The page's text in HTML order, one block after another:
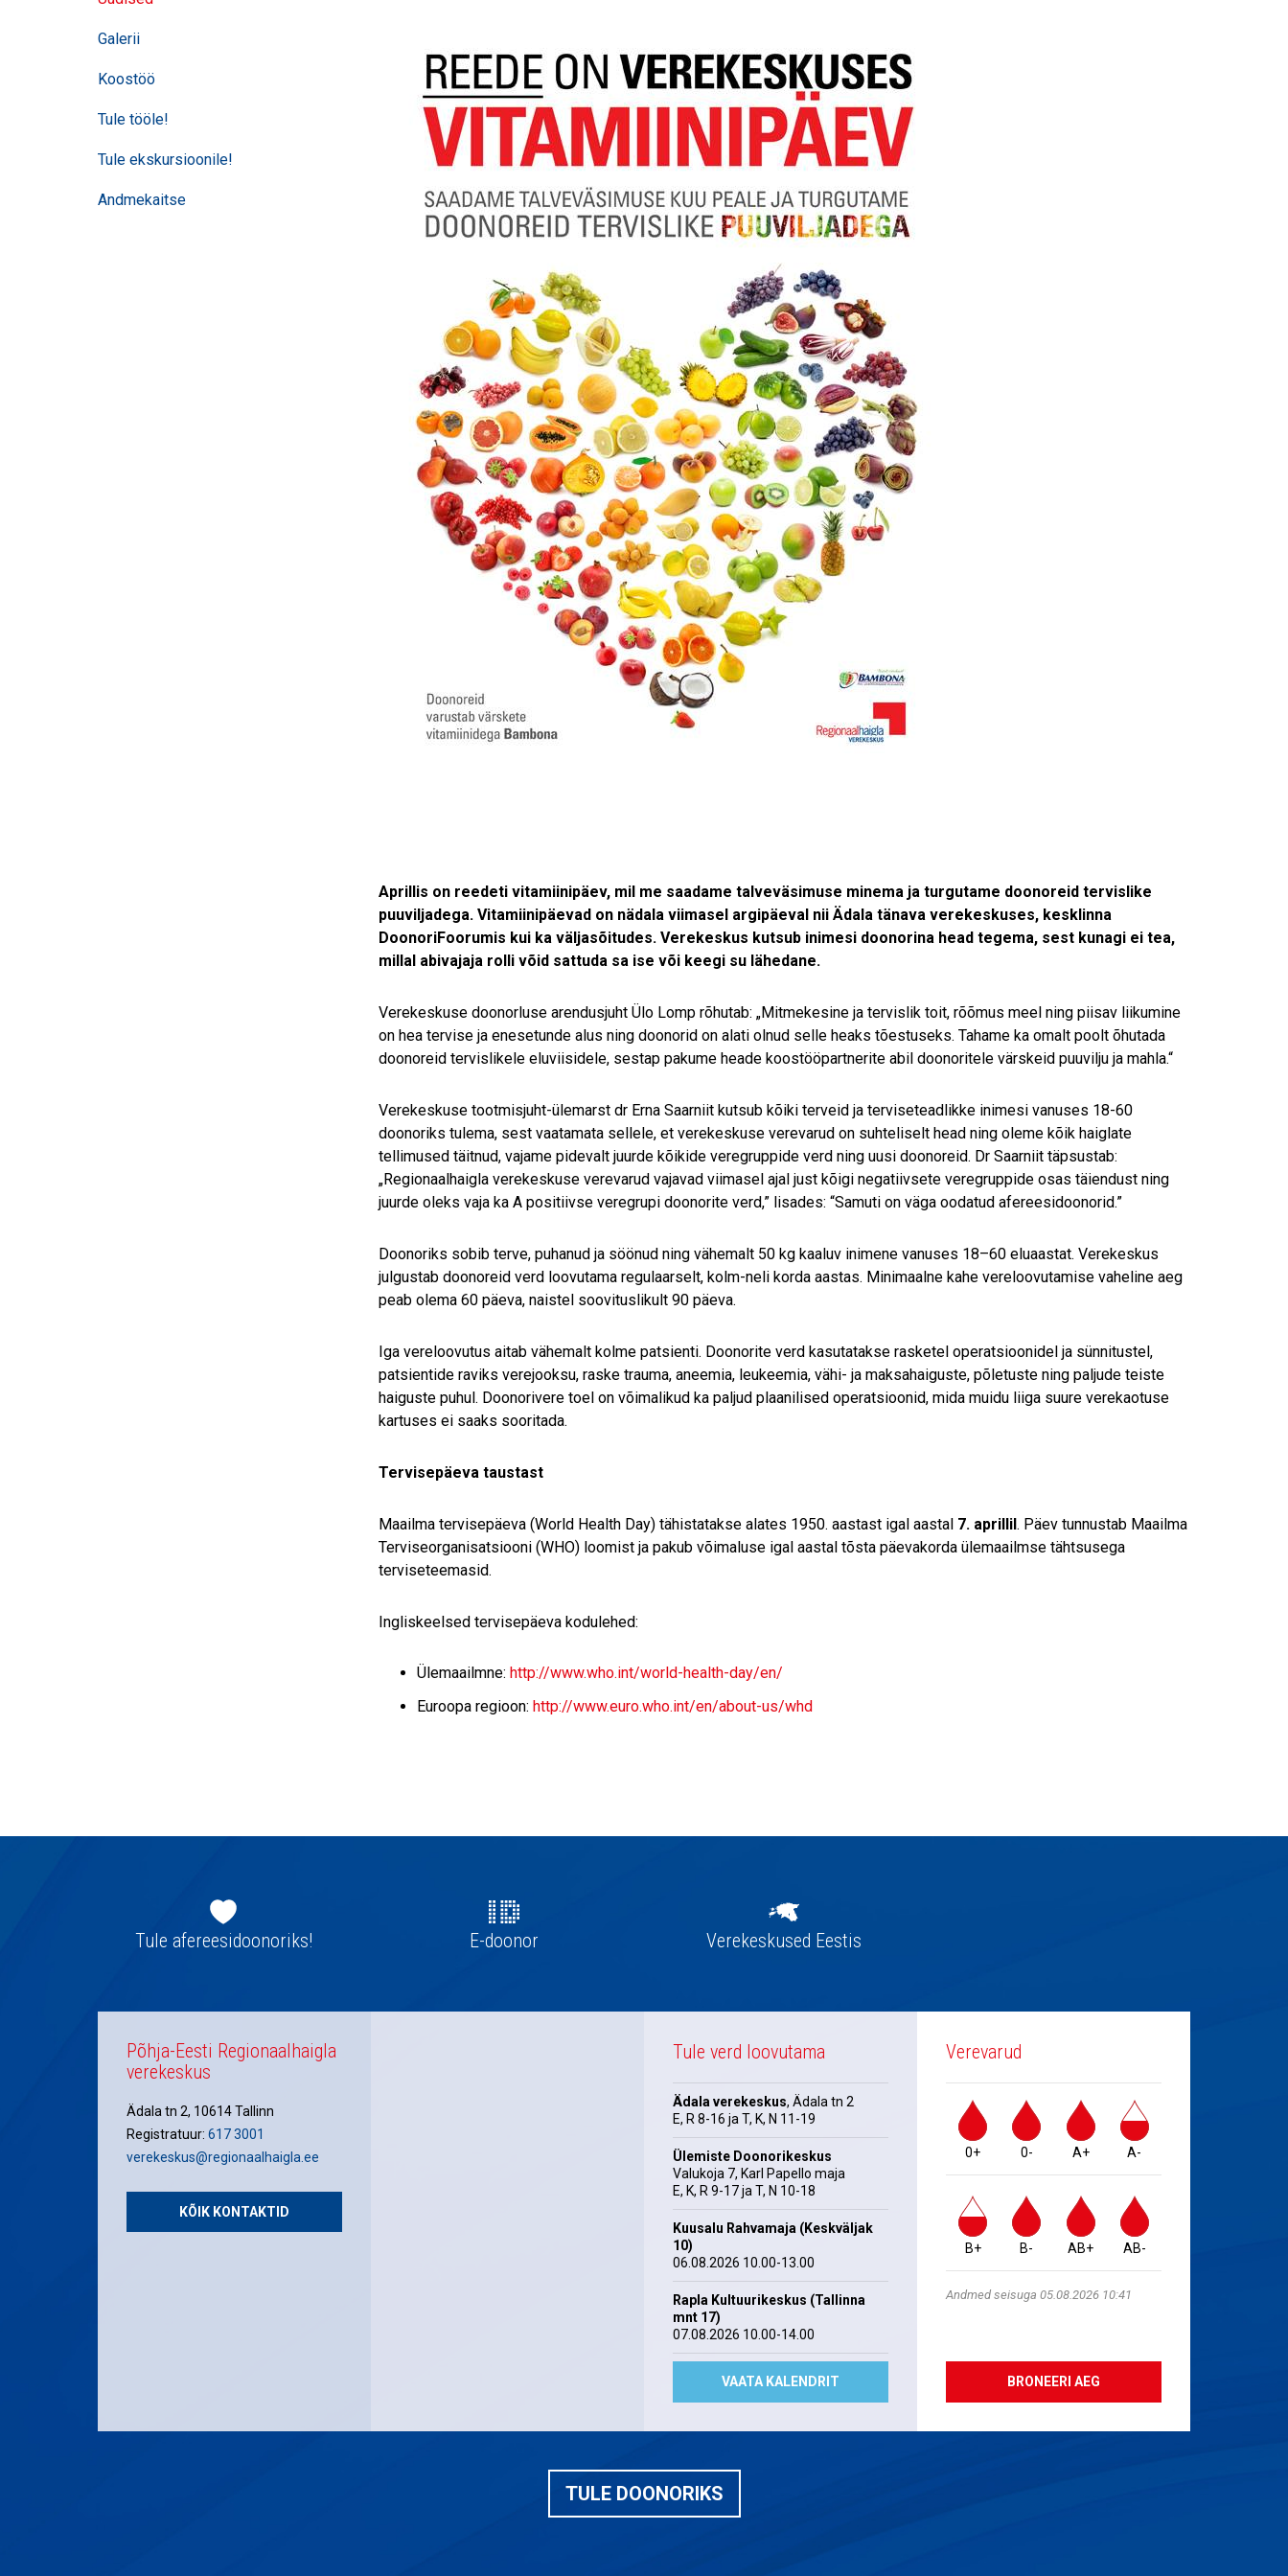
Galerii
Koostöö
Tule tööle!
Tule ekskursioonile!
Andmekaitse
Aprillis on reedeti vitamiinipäev, mil me saadame talveväsimuse minema ja turgutame doonoreid tervislike
puuviljadega. Vitamiinipäevad on nädala viimasel argipäeval nii Ädala tänava verekeskuses, kesklinna
DoonoriFoorumis kui ka väljasõitudes. Verekeskus kutsub inimesi doonorina head tegema, sest kunagi ei tea,
millal abivajaja rolli võid sattuda sa ise või keegi su lähedane.
Verekeskuse doonorluse arendusjuht Ülo Lomp rõhutab: „Mitmekesine ja tervislik toit, rõõmus meel ning piisav liikumine
on hea tervise ja enesetunde alus ning doonorid on alati olnud selle heaks tõestuseks. Tahame ka omalt poolt õhutada
doonoreid tervislikele eluviisidele, sestap pakume heade koostööpartnerite abil doonoritele värskeid puuvilju ja mahla.“
Verekeskuse tootmisjuht-ülemarst dr Erna Saarniit kutsub kõiki terveid ja terviseteadlikke inimesi vanuses 18-60
doonoriks tulema, sest vaatamata sellele, et verekeskuse verevarud on suhteliselt head ning oleme kõik haiglate
tellimused täitnud, vajame pidevalt juurde kõikide veregruppide verd ning uusi doonoreid. Dr Saarniit täpsustab:
„Regionaalhaigla verekeskuse verevarud vajavad viimasel ajal just kõigi negatiivsete veregruppide osas täiendust ning
juurde oleks vaja ka A positiivse veregrupi doonorite verd,” lisades: “Samuti on väga oodatud afereesidoonorid.”
Doonoriks sobib terve, puhanud ja söönud ning vähemalt 50 kg kaaluv inimene vanuses 18–60 eluaastat. Verekeskus
julgustab doonoreid verd loovutama regulaarselt, kolm-neli korda aastas. Minimaalne kahe vereloovutamise vaheline aeg
peab olema 60 päeva, naistel soovituslikult 90 päeva.
Iga vereloovutus aitab vähemalt kolme patsienti. Doonorite verd kasutatakse rasketel operatsioonidel ja sünnitustel,
patsientide raviks verejooksu, raske trauma, aneemia, leukeemia, vähi- ja maksahaiguste, põletuste ning paljude teiste
haiguste puhul. Doonorivere toel on võimalikud ka paljud plaanilised operatsioonid, mida muidu liiga suure verekaotuse
kartuses ei saaks sooritada.
Tervisepäeva taustast
Maailma tervisepäeva (World Health Day) tähistatakse alates 1950. aastast igal aastal 7. aprillil. Päev tunnustab Maailma
Terviseorganisatsiooni (WHO) loomist ja pakub võimaluse igal aastal tõsta päevakorda ülemaailmse tähtsusega
terviseteemasid.
Ingliskeelsed tervisepäeva kodulehed:
Ülemaailmne: http://www.who.int/world-health-day/en/
Euroopa regioon: http://www.euro.who.int/en/about-us/whd
navigatsioonTule afereesidoonoriks! E-doonor Verekeskused Eestis
Põhja-Eesti Regionaalhaigla
verekeskus
Ädala tn 2, 10614 Tallinn
Registratuur: 617 3001
verekeskus@regionaalhaigla.ee
KÕIK KONTAKTID
Tule verd loovutama
Ädala verekeskus, Ädala tn 2
E, R 8-16 ja T, K, N 11-19
Ülemiste Doonorikeskus
Valukoja 7, Karl Papello maja
E, K, R 9-17 ja T, N 10-18
Kuusalu Rahvamaja (Keskväljak
10)
06.08.2026 10.00-13.00
Rapla Kultuurikeskus (Tallinna
mnt 17)
07.08.2026 10.00-14.00
VAATA KALENDRIT
Verevarud
0+ 0- A+ A-
B+ B- AB+ AB-
Andmed seisuga 05.08.2026 10:41
BRONEERI AEG
TULE DOONORIKS